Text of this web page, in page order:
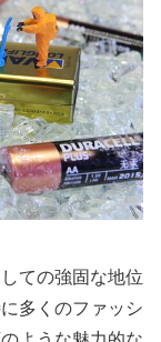
ての強固な地位
多くのファッシ